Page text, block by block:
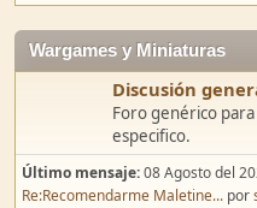
Wargames y Miniaturas
Discusión
Foro genérico
especifico.
Último mensaje:08 Agosto del
Re:Recomendarme Maletine... por